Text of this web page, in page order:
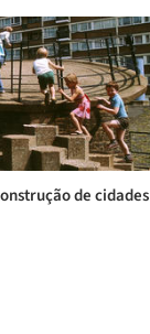
de cidades